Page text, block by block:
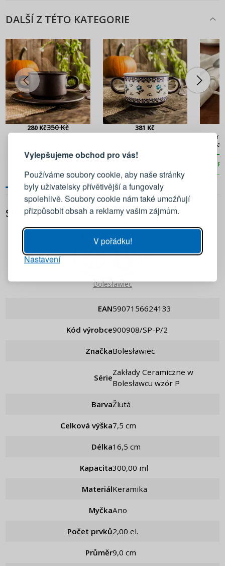
Vylepšujeme obchod pro vás!
Používáme soubory cookie, aby naše stránky
byly uživatelsky přívětivější a fungovaly
spolehlivě. Soubory cookie nám také umožňují
přizpůsobit obsah a reklamy vašim zájmům.
V pořádku!
Nastavení
DALŠÍ Z TÉTO KATEGORIE
280 Kč350 Kč
keramika
381 Kč
keramika
miska
SPECIFIKACE
Bolesławiec
EAN 5907156624133
Kód výrobce 900908/SP-P/2
Značka Bolesławiec
Série
Zakłady Ceramiczne w
Bolesławcu wzór P
Barva Žlutá
Celková výška 7,5 cm
Délka 16,5 cm
Kapacita 300,00 ml
Materiál Keramika
Myčka Ano
Počet prvků 2,00 el.
Průměr 9,0 cm
PŘIHLÁŠENÍ REGISTRACE
Přihlaste se ke svému účtu
Emailová adresa
PŘIHLÁSIT SE
Připomenutí hesla